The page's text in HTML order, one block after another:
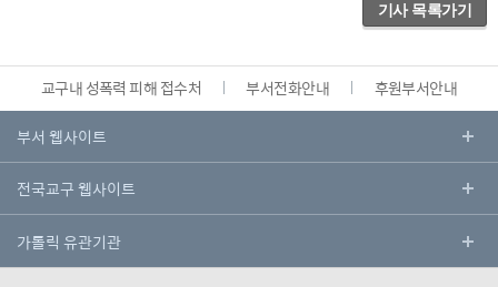
기사 목록가기
교구내 성폭력 피해 접수처 부서전화안내 후원부서안내